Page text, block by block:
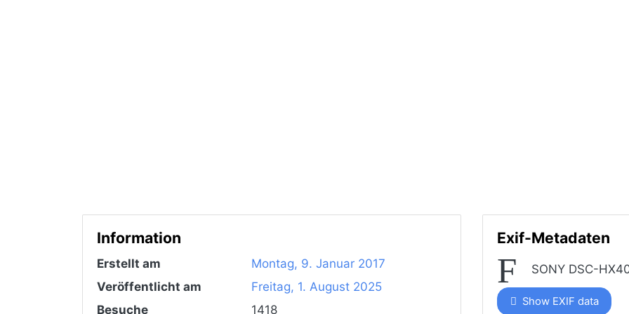
Information
Erstellt am
Montag, 9. Januar 2017
Veröffentlicht am
Freitag, 1. August 2025
Besuche
1418
Exif-Metadaten
SONY DSC-
Show EXIF data